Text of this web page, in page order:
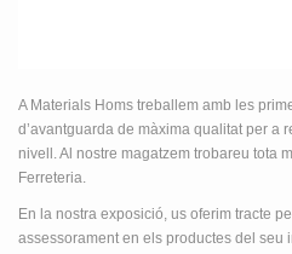
A Materials Homs treballem amb les
d’avantguarda de màxima qualitat per a
nivell. Al nostre magatzem trobareu tota
Ferreteria.
En la nostra exposició, us oferim tracte
assessorament en els productes del seu